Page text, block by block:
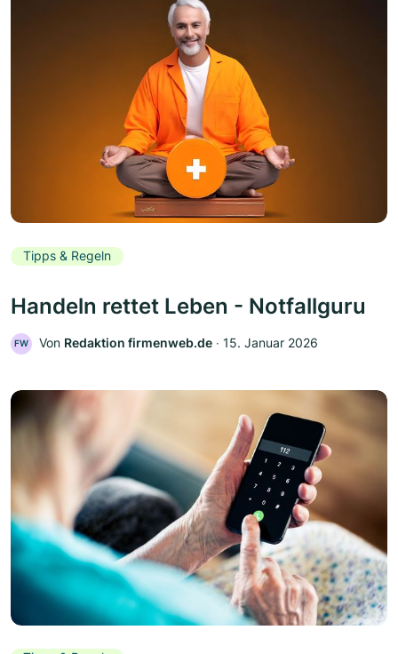
Tipps & Regeln
Handeln rettet Leben - Notfallguru
FW Von Redaktion firmenweb.de ‧ 15. Januar 2026